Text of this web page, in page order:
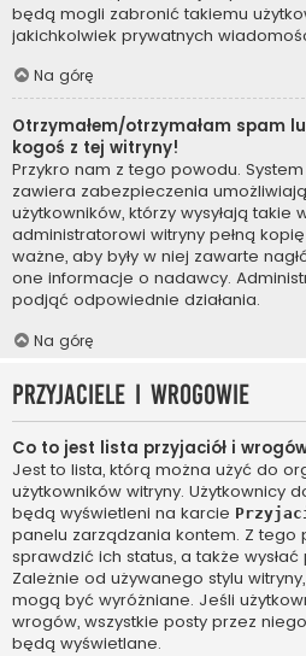
będą mogli zabronić takiemu
jakichkolwiek prywatnych
Na górę
Otrzymałem/otrzymałam spam
kogoś z tej witryny!
Przykro nam z tego powodu.
zawiera zabezpieczenia
użytkowników, którzy wysyłają takie
administratorowi witryny pełną
ważne, aby były w niej zawarte
one informacje o nadawcy.
podjąć odpowiednie działania.
Na górę
Przyjaciele i wrogowie
Co to jest lista przyjaciół i
Jest to lista, którą można użyć do
użytkowników witryny. Użytkownicy
będą wyświetleni na karcie
panelu zarządzania kontem. Z tego
sprawdzić ich status, a także
Zależnie od używanego stylu
mogą być wyróżniane. Jeśli
wrogów, wszystkie posty przez
będą wyświetlane.